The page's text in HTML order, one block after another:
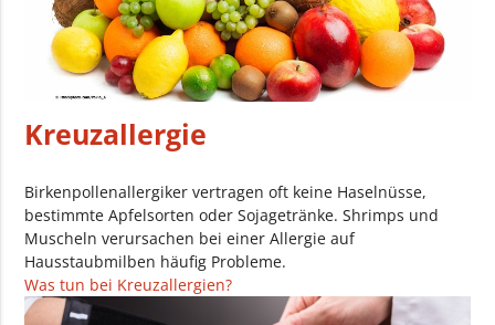
Kreuzallergie
Birkenpollenallergiker vertragen oft keine Haselnüsse,
bestimmte Apfelsorten oder Sojagetränke. Shrimps und
Muscheln verursachen bei einer Allergie auf
Hausstaubmilben häufig Probleme.
Was tun bei Kreuzallergien?